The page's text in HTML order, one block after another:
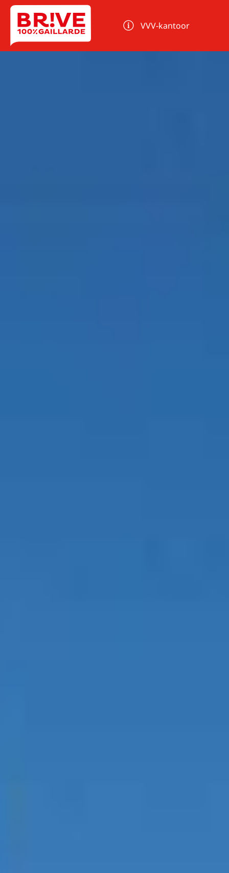
Cookies beheer paneel
VVV-kantoor